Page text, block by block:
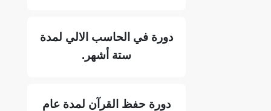
دورة في الحاسب الالي لمدة
دورة حفظ القرآن لمدة عام